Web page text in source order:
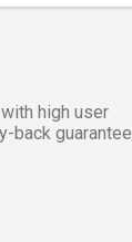
high user
back